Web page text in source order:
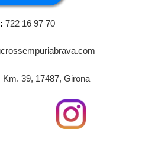
722 16 97 70
Km. 39, 17487, Girona